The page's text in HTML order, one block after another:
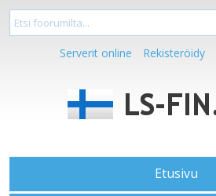
Serverit online Rekisteröidy
Etusivu